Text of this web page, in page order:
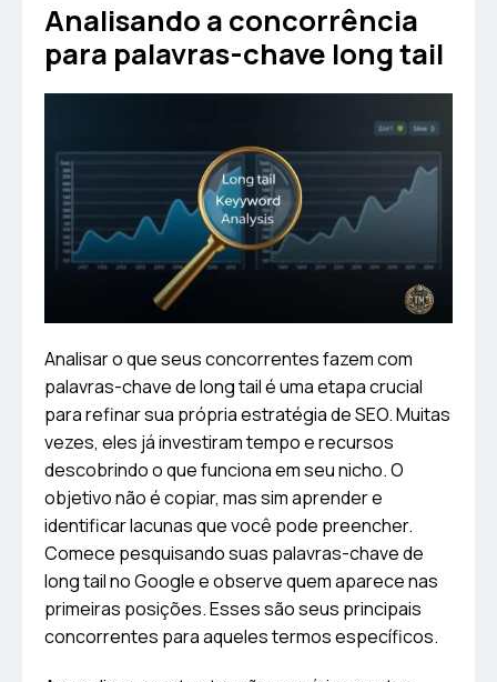
Analisando a concorrência
para palavras-chave long tail
Analisar o que seus concorrentes fazem com
palavras-chave de long tail é uma etapa crucial
para refinar sua própria estratégia de SEO. Muitas
vezes, eles já investiram tempo e recursos
descobrindo o que funciona em seu nicho. O
objetivo não é copiar, mas sim aprender e
identificar lacunas que você pode preencher.
Comece pesquisando suas palavras-chave de
long tail no Google e observe quem aparece nas
primeiras posições. Esses são seus principais
concorrentes para aqueles termos específicos.